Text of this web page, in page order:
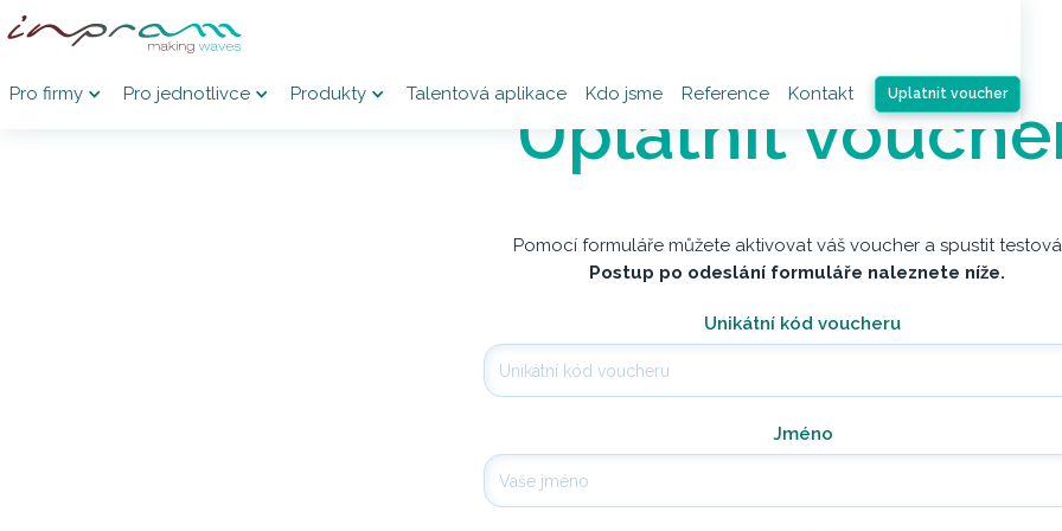
Pro firmy Pro jednotlivce Produkty Talentová aplikace Kdo jsme Reference Kontakt Uplatnit voucher
Uplatnit
Pomocí formuláře můžete aktivovat váš voucher a spustit
Postup po odeslání formuláře naleznete níže.
Unikátní kód voucheru
Jméno